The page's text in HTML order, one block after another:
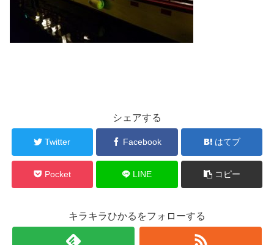
シェアする
Twitter Facebook はてブ
Pocket LINE コピー
キラキラひかるをフォローする